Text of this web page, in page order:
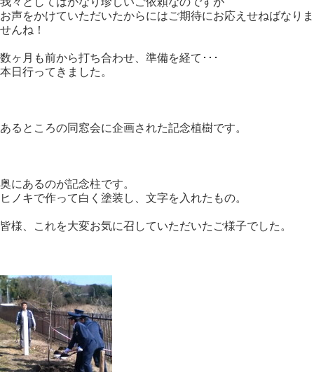
お声をかけていただいたからにはご期待にお応えせねばなりま
せんね！
数ヶ月も前から打ち合わせ、準備を経て･･･
本日行ってきました。
あるところの同窓会に企画された記念植樹です。
奥にあるのが記念柱です。
ヒノキで作って白く塗装し、文字を入れたもの。
皆様、これを大変お気に召していただいたご様子でした。